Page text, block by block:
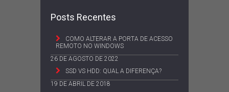
Posts Recentes
COMO ALTERAR A PORTA DE ACESSO
REMOTO NO WINDOWS
26 DE AGOSTO DE 2022
SSD VS HDD: QUAL A DIFERENÇA?
19 DE ABRIL DE 2018